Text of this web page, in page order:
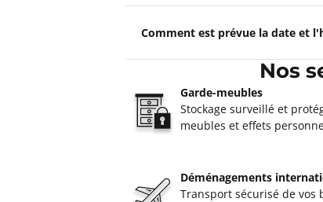
Déménagements JCS
Fermé actuellement.Ouvre
boulevard Gallilée 53000 Laval
Plus
Comment est prévue la date et
Nos
Garde-meubles
Stockage surveillé et
meubles et effets
Déménagements
Transport sécurisé de vos